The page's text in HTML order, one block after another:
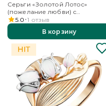
Серьги «Золотой Лотос»
(пожелание любви) с
английским замком из
комбинированного золота с
гранатом, бесцветными
топазами и эмалью
5.0 1 отзыв
В корзину